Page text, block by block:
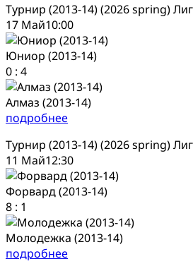
Турнир (2013-14) (2026 spring)
17 Май10:00
Юниор (2013-14)
0 : 4
Алмаз (2013-14)
подробнее
Турнир (2013-14) (2026 spring)
11 Май12:30
Форвард (2013-14)
8 : 1
Молодежка (2013-14)
подробнее